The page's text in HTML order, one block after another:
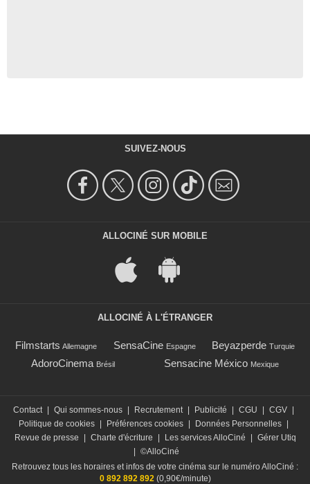
SUIVEZ-NOUS
ALLOCINÉ SUR MOBILE
ALLOCINÉ À L'ÉTRANGER
Filmstarts Allemagne SensaCine Espagne Beyazperde Turquie
AdoroCinema Brésil Sensacine México Mexique
Contact | Qui sommes-nous | Recrutement | Publicité | CGU | CGV |
Politique de cookies | Préférences cookies | Données Personnelles |
Revue de presse
| Charte d'écriture | Les services AlloCiné | Gérer Utiq
| ©AlloCiné
Retrouvez tous les horaires et infos de votre cinéma sur le numéro AlloCiné :
0 892 892 892 (0,90€/minute)